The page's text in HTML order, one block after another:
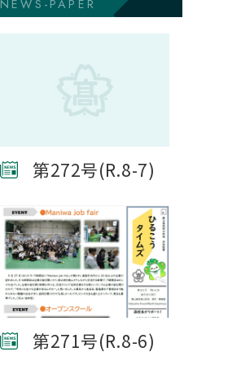
NEWS-PAPER
第272号(R.8-7)
第271号(R.8-6)